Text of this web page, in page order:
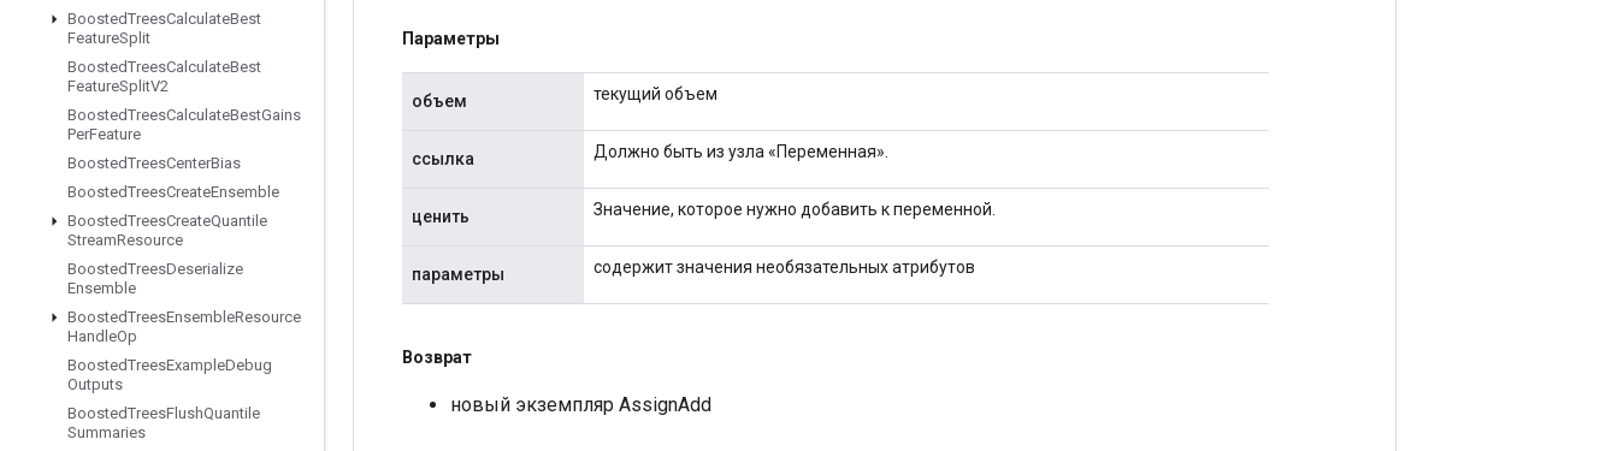
BoostedTreesCalculateBest
FeatureSplit
BoostedTreesCalculateBest
FeatureSplitV2
BoostedTreesCalculateBestGains
PerFeature
BoostedTreesCenterBias
BoostedTreesCreateEnsemble
BoostedTreesCreateQuantile
StreamResource
BoostedTreesDeserialize
Ensemble
BoostedTreesEnsembleResource
HandleOp
BoostedTreesExampleDebug
Outputs
BoostedTreesFlushQuantile
Summaries
Параметры
объем текущий объем
ссылка Должно быть из узла «Переменная».
ценить Значение, которое нужно добавить к переменной.
параметры содержит значения необязательных атрибутов
Возврат
новый экземпляр AssignAdd